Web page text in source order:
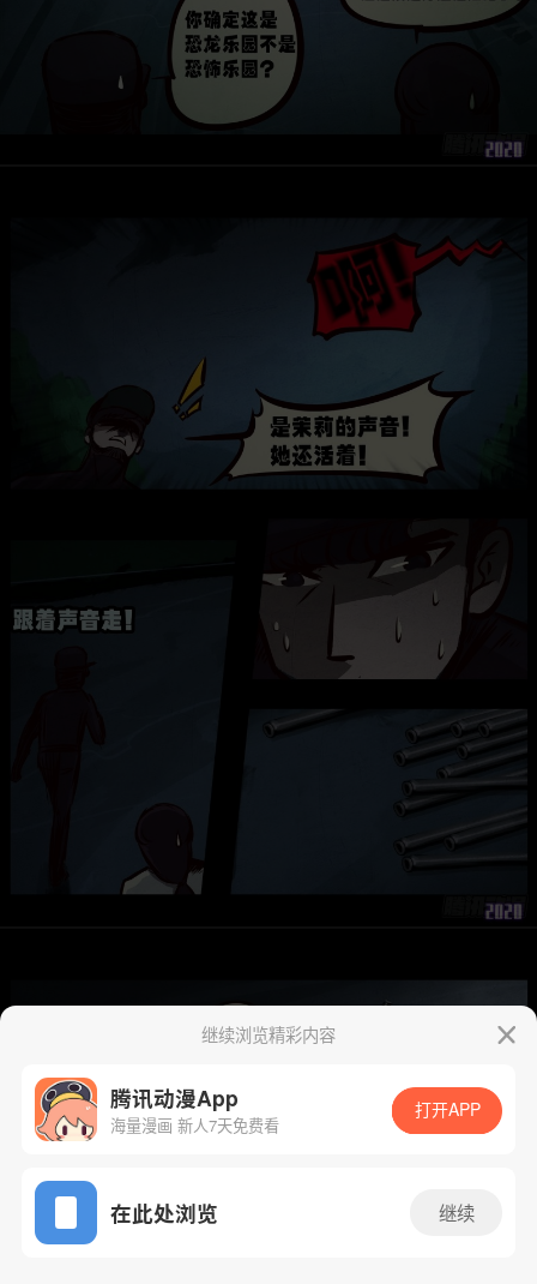
App免费看
继续浏览精彩内容
腾讯动漫App
海量漫画 新人7天免费看
打开APP
在此处浏览 继续